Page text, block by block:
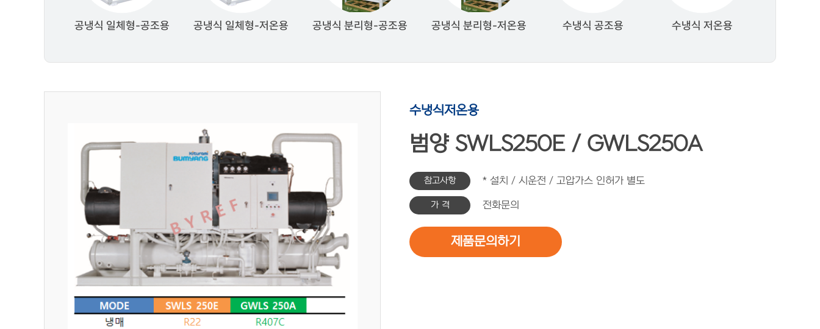
공냉식 일체형-공조용 공냉식 일체형-저온용 공냉식 분리형-공조용 공냉식 분리형-저온용 수냉식 공조용 수냉식 저온용
수냉식저온용
범양 SWLS250E / GWLS250A
참고사항 * 설치 / 시운전 / 고압가스 인허가 별도
가 격 전화문의
제품문의하기